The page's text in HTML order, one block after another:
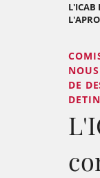
L'ICAB
DE